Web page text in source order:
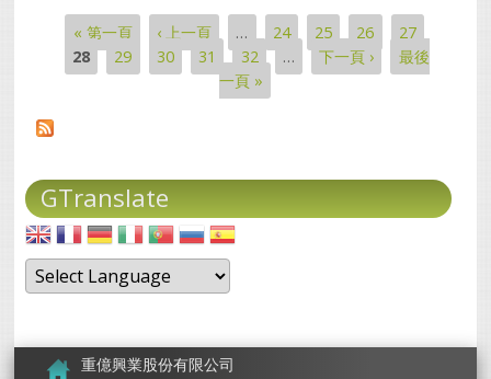
頁面
« 第一頁 ‹ 上一頁 … 24 25 26
27
28
29 30 31 32 … 下一頁 ›
最後
一頁 »
GTranslate
重億興業股份有限公司